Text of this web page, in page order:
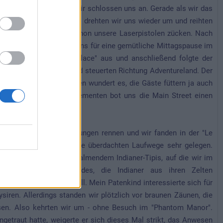
den Ausgang und wir schlossen uns an. Gerade als wir das
wieder OK :bang: Also drehten wir uns wieder um und reihten
wir dann aber schon unsere Laserpistolen zücken. Nach
und wir entschieden uns für eine gemütliche Mittagspause im
Candy Palace" aus und anschließend folgte der
Bewohner und steuerten Richtung Adventureland. Der
Problem...aber wen wundert es, die Gäste füttern ja auch
Dekoelementen bot uns die Main Street einen
in alle Himmelsrichtungen rennen und wir fanden in der "Le
kamen uns jetzt die überdachten Laufwege sehr gelegen.
und erst recht die qualmendem Indianer-Tipis, auf die wir im
meines Patenkindes, die Indianer aus ihren Zelten
Kurs auf den Boot Hill. Mein Patenkind interessierte sich für
Allerdings standen wir plötzlich vor braunen Zäunen, die
Also kehrten wir um - ohne Besuch im "Phantom Manor".
hatte, weigerte er sich dieses Mal strikt, das Anwesen